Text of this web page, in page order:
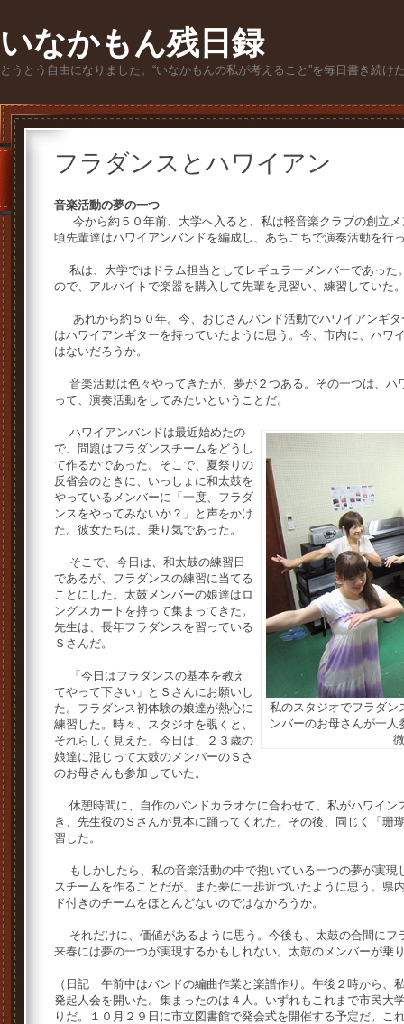
いなかもん残日録
とうとう自由になりました。“いなかもんの私が考えること”を毎日書き続け
フラダンスとハワイアン
音楽活動の夢の一つ
今から約５０年前、大学へ入ると、私は軽音楽クラブの創立
頃先輩達はハワイアンバンドを編成し、あちこちで演奏活動を行
私は、大学ではドラム担当としてレギュラーメンバーであった
ので、アルバイトで楽器を購入して先輩を見習い、練習していた
あれから約５０年。今、おじさんバンド活動でハワイアンギ
はハワイアンギターを持っていたように思う。今、市内に、ハワ
はないだろうか。
音楽活動は色々やってきたが、夢が２つある。その一つは、ハ
って、演奏活動をしてみたいということだ。
私のスタジオでフラダン
ンバーのお母さんが一
ハワイアンバンドは最近始めたの
で、問題はフラダンスチームをどうし
て作るかであった。そこで、夏祭りの
反省会のときに、いっしょに和太鼓を
やっているメンバーに「一度、フラダ
ンスをやってみないか？」と声をかけ
た。彼女たちは、乗り気であった。
そこで、今日は、和太鼓の練習日
であるが、フラダンスの練習に当てる
ことにした。太鼓メンバーの娘達はロ
ングスカートを持って集まってきた。
先生は、長年フラダンスを習っている
Ｓさんだ。
「今日はフラダンスの基本を教え
てやって下さい」とＳさんにお願いし
た。フラダンス初体験の娘達が熱心に
練習した。時々、スタジオを覗くと、
それらしく見えた。今日は、２３歳の
娘達に混じって太鼓のメンバーのＳさ
のお母さんも参加していた。
休憩時間に、自作のバンドカラオケに合わせて、私がハワイン
き、先生役のＳさんが見本に踊ってくれた。その後、同じく「珊
習した。
もしかしたら、私の音楽活動の中で抱いている一つの夢が実現
スチームを作ることだが、また夢に一歩近づいたように思う。県
ド付きのチームをほとんどないのではなかろうか。
それだけに、価値があるように思う。今後も、太鼓の合間にフ
来春には夢の一つが実現するかもしれない。太鼓のメンバーが乗
（日記 午前中はバンドの編曲作業と楽譜作り。午後２時から、
発起人会を開いた。集まったのは４人。いずれもこれまで市民大
りだ。１０月２９日に市立図書館で発会式を開催する予定だ。こ